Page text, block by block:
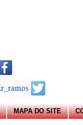
MAPA DO SITE